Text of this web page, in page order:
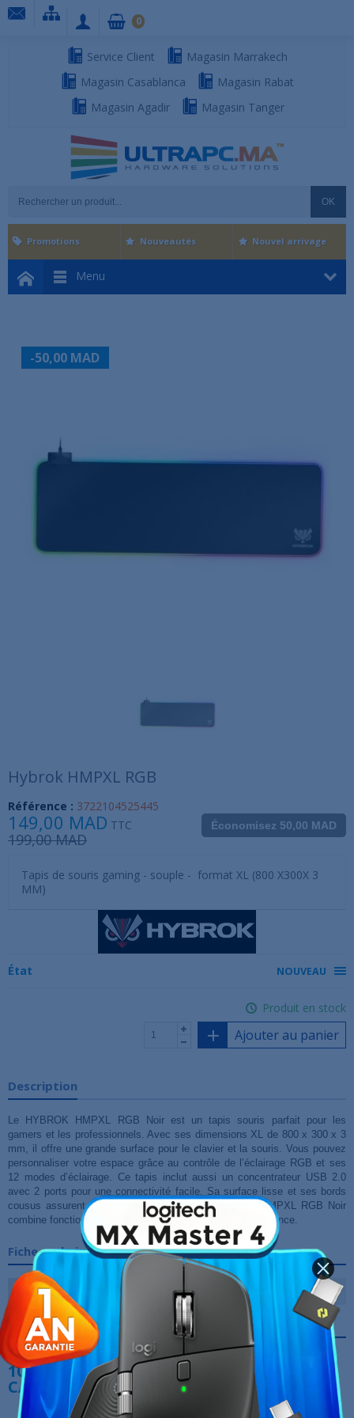
Service Client
Magasin Marrakech
Magasin Casablanca
Magasin Rabat
Magasin Agadir
Magasin Tanger
OK
0
Menu
Promotions Nouveautés Nouvel arrivage
-50,00 MAD
Hybrok HMPXL RGB
Référence : 3722104525445
Économisez 50,00 MAD
149,00 MAD TTC
199,00 MAD
Tapis de souris gaming - souple - format XL (800 X300X 3
MM)
État NOUVEAU
Produit en stock
Ajouter au panier
Description
Le HYBROK HMPXL RGB Noir est un tapis souris parfait pour les
gamers et les professionnels. Avec ses dimensions XL de 800 x 300 x 3
mm, il offre une grande surface pour le clavier et la souris. Vous pouvez
personnaliser votre espace grâce au contrôle de l’éclairage RGB et ses
12 modes d’éclairage. Ce tapis inclut aussi un concentrateur USB 2.0
avec 2 ports pour une connectivité facile. Sa surface lisse et ses bords
cousus assurent durabilité et précision. Le HYBROK HMPXL RGB Noir
combine fonctionnalité et style pour améliorer votre expérience.
Fiche technique
Dimensions 800 x 300 x 3 mm
Références spécifiques
10 AUTRES PRODUITS DANS LA MÊME
CATÉGORIE :